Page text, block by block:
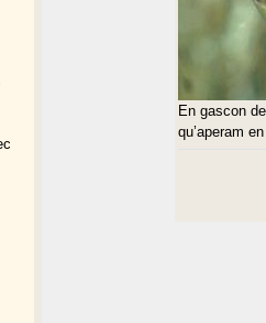
En gascon
qu’aperam